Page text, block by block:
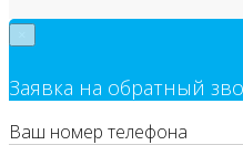
Заявка на обратный
Ваш номер телефона